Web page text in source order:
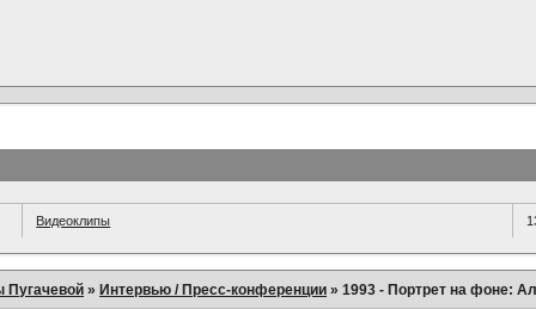
Видеоклипы
Пугачевой » Интервью / Пресс-конференции »1993 - Портрет на фоне: